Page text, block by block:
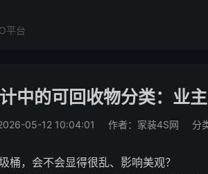
平台
中的可回收物分类：业
05-12 10:04:01 作者：家装4S网 分
桶，会不会显得很乱、影响美观？